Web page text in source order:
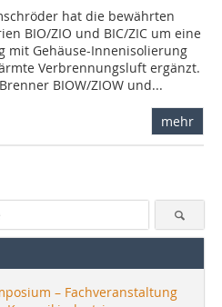
hat die bewährten
BIO/ZIO und BIC/ZIC um eine
mit Gehäuse-Innenisolierung
Verbrennungsluft ergänzt.
BIOW/ZIOW und...
mehr
– Fachveranstaltung